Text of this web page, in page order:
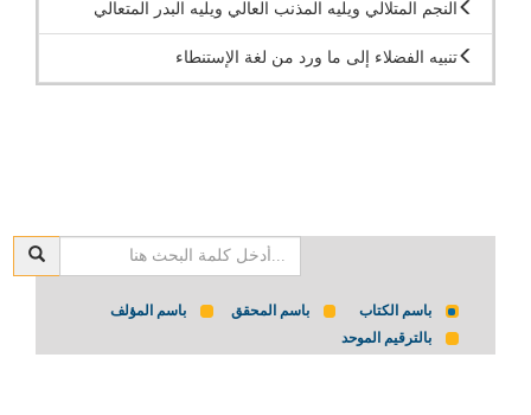
النجم المتلالي ويليه المذنب العالي ويليه البدر المتعالي
تنبيه الفضلاء إلى ما ورد من لغة الإستنطاء
باسم الكتاب باسم المحقق
باسم المؤلف
بالترقيم الموحد